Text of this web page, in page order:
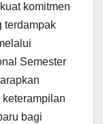
komitmen
terdampak
Semester
bagi